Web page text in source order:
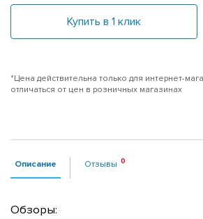
Купить в 1 клик
*Цена действительна только для интернет-
отличаться от цен в розничных магазинах
Описание Отзывы
Обзоры: